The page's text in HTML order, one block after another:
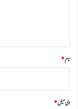
نام*
ای میل*